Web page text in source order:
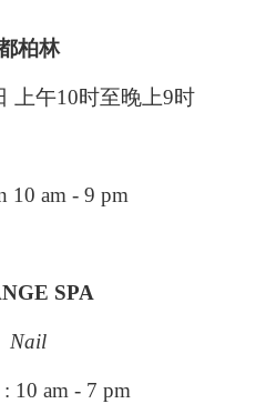
柏林
上午10时至晚上9时
10 am - 9 pm
SPA
Nail
: 10 am - 7 pm